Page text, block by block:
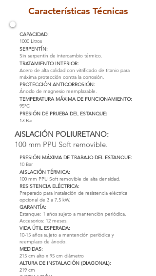
Características Técnicas
CAPACIDAD:
1000 Litros
SERPENTÍN:
Sin serpentín de intercambio térmico.
TRATAMIENTO INTERIOR:
Acero de alta calidad con vitrificado de titanio para
máxima protección contra la corrosión.
PROTECCIÓN ANTICORROSIÓN:
Ánodo de magnesio reemplazable.
TEMPERATURA MÁXIMA DE FUNCIONAMIENTO:
95°C
PRESIÓN DE PRUEBA DEL ESTANQUE:
13 Bar
AISLACIÓN POLIURETANO:
100 mm PPU Soft removible.
PRESIÓN MÁXIMA DE TRABAJO DEL ESTANQUE:
10 Bar
AISLACIÓN TÉRMICA:
100 mm PPU Soft removible de alta densidad.
RESISTENCIA ELÉCTRICA:
Preparado para instalación de resistencia eléctrica
opcional de 3 a 7,5 kW.
GARANTÍA:
Estanque: 1 años sujeto a mantención periódica.
Accesorios: 12 meses.
VIDA ÚTIL ESPERADA:
10-15 años sujeto a mantención periódica y
reemplazo de ánodo.
MEDIDAS:
215 cm alto x 95 cm diámetro
ALTURA DE INSTALACIÓN (DIAGONAL):
219 cm